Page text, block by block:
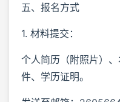
五、报名方式
1. 材料提交：
个人简历（附照片）
件、学历证明。